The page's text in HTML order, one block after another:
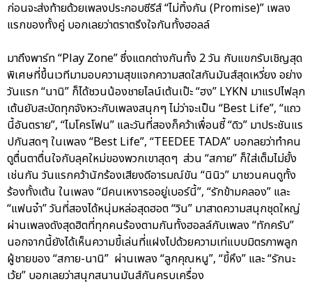
ก่อนจะส่งท้ายด้วยเพลงประกอบซีรีส์ “ไม่ทิ้งกัน (Promise)” เพลง
แรกของทั้งคู่ บอกเลยว่าตราตรึงใจกันทั้งฮอลล์
มาถึงพาร์ท “Play Zone” ซึ่งแตกต่างกันทั้ง 2 วัน กับแขกรับเชิญสุด
พิเศษที่ขึ้นเวทีมามอบความสุขแจกความสดใสกันมันส์สุดเหวี่ยง อย่าง
วันแรก “นานิ” ก็ได้ชวนน้องชายไลน์เต้นเป๊ะ “ฮง” LYKN มาแรปไฟลุก
เต้นยับสะบัดทุกจังหวะกับเพลงสนุกๆ ไม่ว่าจะเป็น “Best Life”, “แถว
นี้อันตราย”, “ไมโครโฟน” และวันที่สองก็คว้าเพื่อนซี้ “ดิว” มาประชันแร
ปกันสดๆ ในเพลง “Best Life”, “TEEDEE TADA” บอกลยว่าทำคน
ดูตื่นตาตื่นใจกับลุคใหม่ของพวกเขาสุดๆ ส่วน “สกาย” ก็ใส่เต็มไม่ยั้ง
เช่นกัน วันแรกคว้านักร้องเสียงดีอารมณ์ขัน “นินิว” มาชวนคนดูทั้ง
ร้องทั้งเต้น ในเพลง “มีคนเหงารออยู่เบอร์นี้”, “รักข้ามคลอง” และ
“แฟนจ๋า” วันที่สองได้หนุ่มหล่อสุดฮอต “วิน” มาสาดความสนุกชุดใหญ่
ผ่านเพลงดังสุดฮิตที่ทุกคนร้องตามกันทั้งฮอลล์กับเพลง “ทักครับ”
นอกจากนี้ยังได้เห็นความขี้เล่นที่แฝงไปด้วยความเท่แบบมิตรภาพลูก
ผู้ชายของ “สกาย-นานิ” ผ่านเพลง “ลูกคุณหนู”, “ขี้หึง” และ “รักนะ
เว้ย” บอกเลยว่าสนุกสนานมันส์กันครบเครื่อง